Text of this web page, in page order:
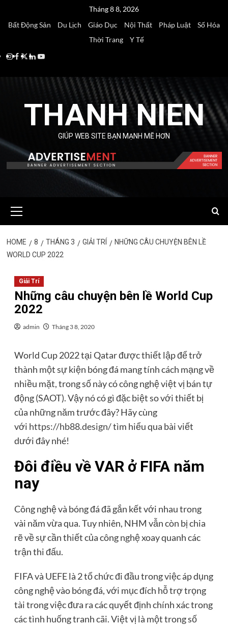
Tháng 8 8, 2026
Bất Động Sản
Du Lịch Giáo Dục Nội Thất Pháp Luật
Số Hóa
Thời Trang
Y Tế
Instagram
Facebook
Twitter
Linkedin
Youtube
THANH NIEN
GIÚP WEB SITE BẠN MẠNH MẼ HƠN
Menu
HOME 8 THÁNG 3 GIẢI TRÍ
NHỮNG CÂU CHUYỆN BÊN LỀ
WORLD CUP 2022
Giải Trí
Những câu chuyện bên lề World Cup
2022
admin Tháng 3 8, 2020
World Cup 2022 tại Qatar được thiết lập để trở
thành một sự kiện bóng đá mang tính cách mạng về
nhiều mặt, trong số này có công nghệ việt vị bán tự
động (SAOT). Vậy nó có gì đặc biệt so với thiết bị
của những năm trước đây? Hãy cùng
với https://hb88.design/tìm hiểu qua bài viết
dưới đây nhé!
Đôi điều về VAR ở FIFA năm
nay
Công nghệ và bóng đá đã gắn kết với nhau trong
vài năm vừa qua. Tuy nhiên, NHM vẫn còn bị chia
rẽ về sự cần thiết của công nghệ xoay quanh các
trận thi đấu.
FIFA và UEFE là 2 tổ chức đi đầu trong việc áp dụng
công nghệ vào bóng đá, với mục đích hỗ trợ trọng
tài trong việc đưa ra các quyết định chính xác trong
các tình huống tranh cãi. Việt vị là một trong số